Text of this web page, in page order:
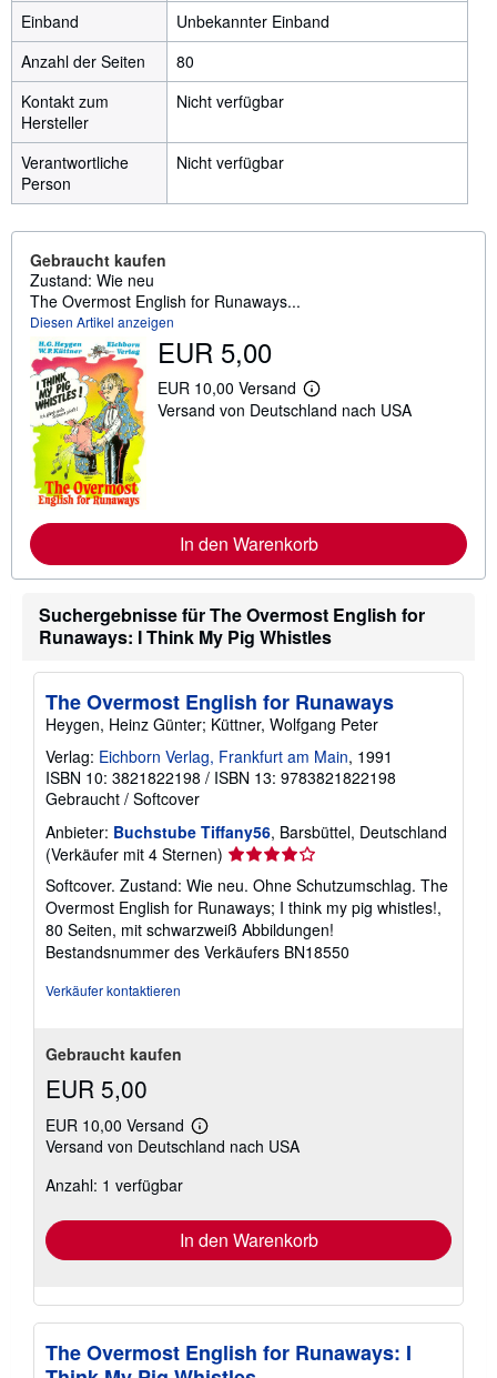
Einband
Unbekannter Einband
Anzahl der Seiten
80
Kontakt zum
Hersteller
Nicht verfügbar
Verantwortliche
Person
Nicht verfügbar
Gebraucht kaufen
Zustand: Wie neu
The Overmost English for Runaways...
Diesen Artikel anzeigen
EUR 5,00
EUR 10,00 Versand
W
e
f
o
r
a
t
i
e
n
z
V
e
a
d
k
o
s
t
e
n
Versand von Deutschland nach USA
In den Warenkorb
Suchergebnisse für The Overmost English for
Runaways: I Think My Pig Whistles
The Overmost English for Runaways
Heygen, Heinz Günter; Küttner, Wolfgang Peter
Verlag: Eichborn Verlag, Frankfurt am Main, 1991
ISBN 10: 3821822198 / ISBN 13: 9783821822198
Gebraucht / Softcover
Anbieter: Buchstube Tiffany56, Barsbüttel, Deutschland
(Verkäufer mit 4 Sternen) Verkäuferbewertung
von
5
Sternen
Softcover. Zustand: Wie neu. Ohne Schutzumschlag. The
Overmost English for Runaways; I think my pig whistles!,
80 Seiten, mit schwarzweiß Abbildungen!
Bestandsnummer des Verkäufers BN18550
Verkäufer kontaktieren
Gebraucht kaufen
EUR 5,00
EUR 10,00 Versand
Weitere
Informationen
Versand von Deutschland nach USA
Anzahl: 1 verfügbar
In den Warenkorb
The Overmost English for Runaways: I